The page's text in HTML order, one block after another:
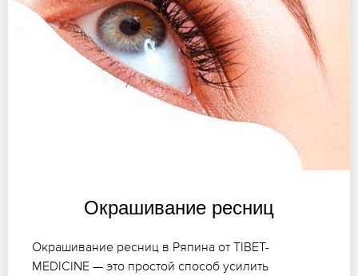
Окрашивание ресниц
Окрашивание ресниц в Ряпина от TIBET-
MEDICINE — это простой способ усилить